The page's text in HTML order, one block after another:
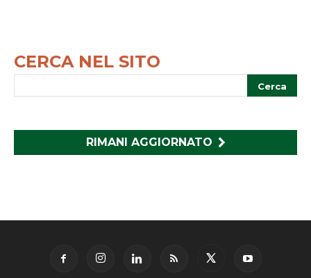
CERCA NEL SITO
RIMANI AGGIORNATO